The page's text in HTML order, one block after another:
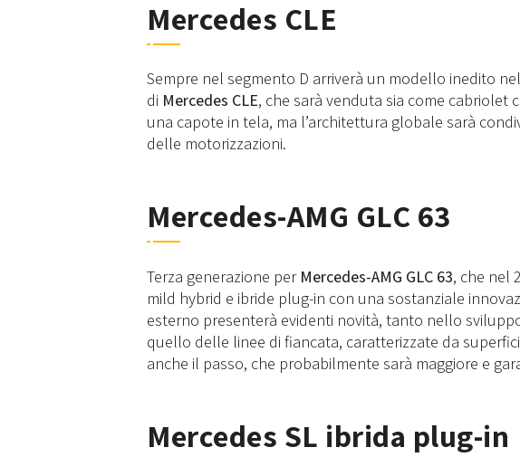
Mercedes CLE
Sempre nel segmento D arriverà un modello inedito
di Mercedes CLE, che sarà venduta sia come cabriolet
una capote in tela, ma l’architettura globale sarà
delle motorizzazioni.
Mercedes-AMG GLC 63
Terza generazione per Mercedes-AMG GLC 63, che nel
mild hybrid e ibride plug-in con una sostanziale
esterno presenterà evidenti novità, tanto nello
quello delle linee di fiancata, caratterizzate da
anche il passo, che probabilmente sarà maggiore e
Mercedes SL ibrida plug-in